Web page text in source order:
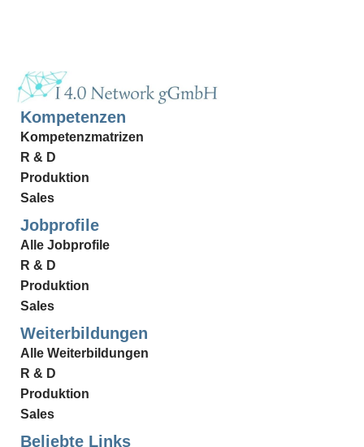
Kompetenzen
Kompetenzmatrizen
R & D
Produktion
Sales
Jobprofile
Alle Jobprofile
R & D
Produktion
Sales
Weiterbildungen
Alle Weiterbildungen
R & D
Produktion
Sales
Beliebte Links